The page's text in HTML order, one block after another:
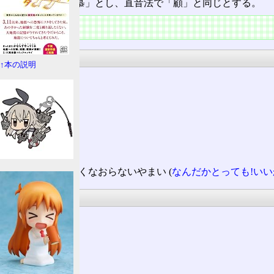
音は反切で「古慕」とし、直音法で「顧」と同じとする。
日本語
発音
コ
ク
訓読み
ひさしくなおらないやまい (なんだかとっても!い
熟語
痼疾
痼習
痼病
痼癖
↑本の説明